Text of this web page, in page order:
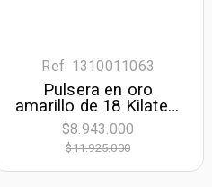
Ref. 1310011063
Pulsera en oro
amarillo de 18 Kilates,
18 cm. de largo, 6.50
mm. de ancho
$8.943.000
$11.925.000